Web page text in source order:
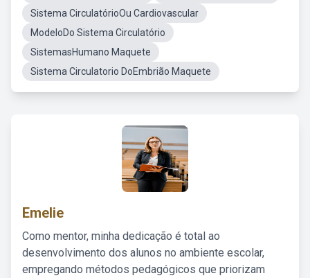
Sistema CirculatórioOu Cardiovascular
ModeloDo Sistema Circulatório
SistemasHumano Maquete
Sistema Circulatorio DoEmbrião Maquete
Emelie
Como mentor, minha dedicação é total ao
desenvolvimento dos alunos no ambiente escolar,
empregando métodos pedagógicos que priorizam